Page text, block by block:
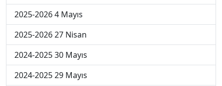
2025-2026 4 Mayıs
2025-2026 27 Nisan
2024-2025 30 Mayıs
2024-2025 29 Mayıs